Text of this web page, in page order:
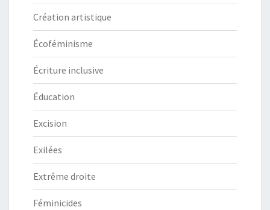
Création artistique
Écoféminisme
Écriture inclusive
Éducation
Excision
Exilées
Extrême droite
Féminicides